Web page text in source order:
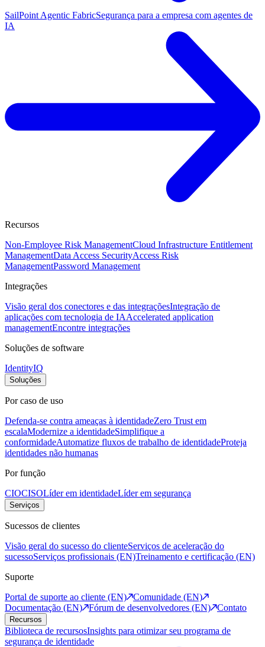
SailPoint Agentic FabricSegurança para a empresa com agentes de
IA
Recursos
Non-Employee Risk ManagementCloud Infrastructure Entitlement
ManagementData Access SecurityAccess Risk
ManagementPassword Management
Integrações
Visão geral dos conectores e das integraçõesIntegração de
aplicações com tecnologia de IAAccelerated application
managementEncontre integrações
Soluções de software
IdentityIQ
Soluções
Por caso de uso
Defenda-se contra ameaças à identidadeZero Trust em
escalaModernize a identidadeSimplifique a
conformidadeAutomatize fluxos de trabalho de identidadeProteja
identidades não humanas
Por função
CIOCISOLíder em identidadeLíder em segurança
Serviços
Sucessos de clientes
Visão geral do sucesso do clienteServiços de aceleração do
sucessoServiços profissionais (EN)Treinamento e certificação (EN)
Suporte
Portal de suporte ao cliente (EN)
Comunidade (EN)
Documentação (EN)
Fórum de desenvolvedores (EN) Contato
Recursos
Biblioteca de recursosInsights para otimizar seu programa de
segurança de identidade